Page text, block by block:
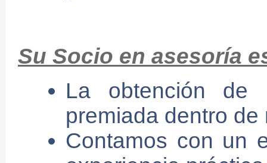
Su Socio en asesoría
La obtención de
premiada dentro
Contamos con un